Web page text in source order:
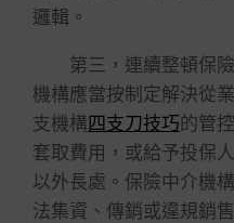
邏輯。
第三，連續整頓保險
機構應當按制定解決從
支機構四支刀技巧的管
套取費用，或給予投保
以外長處。保險中介機
法集資、傳銷或違規銷